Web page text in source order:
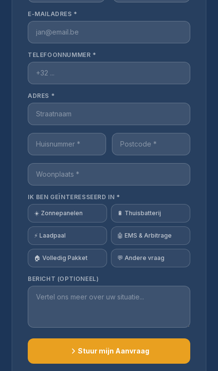
E-MAILADRES *
TELEFOONNUMMER *
ADRES *
IK BEN GEÏNTERESSEERD IN *
☀️ Zonnepanelen 🔋 Thuisbatterij
⚡ Laadpaal 🤖 EMS & Arbitrage
🏠 Volledig Pakket 💬 Andere vraag
BERICHT (OPTIONEEL)
Stuur mijn Aanvraag